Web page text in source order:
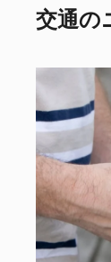
交通の